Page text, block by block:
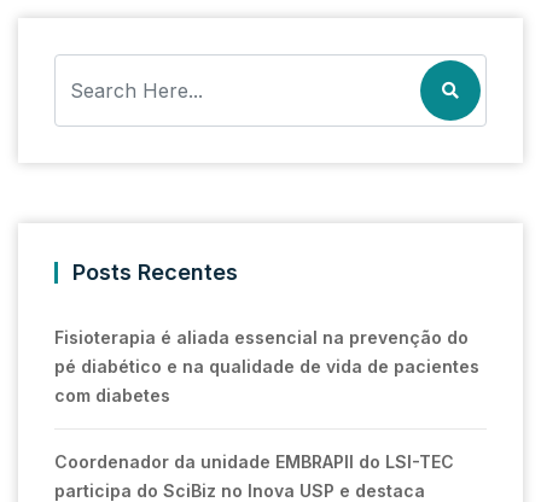
Posts Recentes
Fisioterapia é aliada essencial na prevenção do
pé diabético e na qualidade de vida de pacientes
com diabetes
Coordenador da unidade EMBRAPII do LSI-TEC
participa do SciBiz no Inova USP e destaca